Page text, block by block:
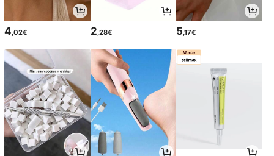
4,02€ 2,28€ 5,17€